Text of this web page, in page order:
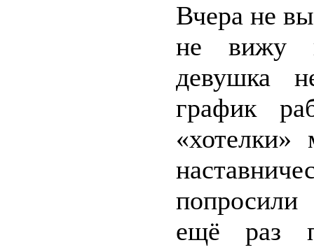
Вчера не
не вижу
девушка
график
ещё раз